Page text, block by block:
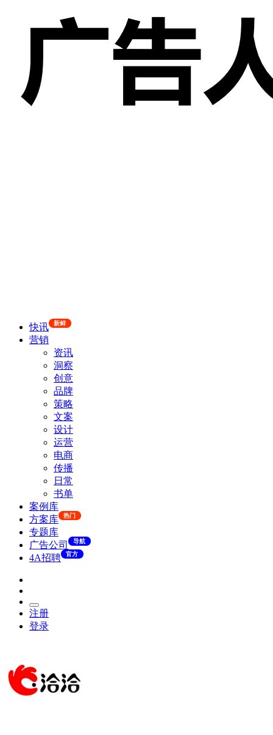
快讯 新鲜
营销
资讯
洞察
创意
品牌
策略
文案
设计
运营
电商
传播
日常
书单
案例库
方案库
热门
专题库
广告公司
导航
4A招聘 官方
注册
登录